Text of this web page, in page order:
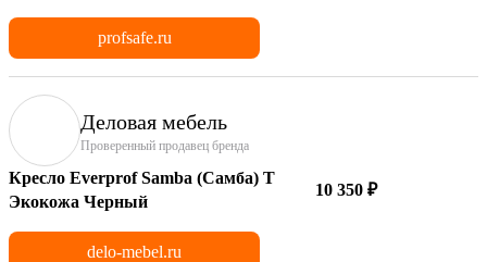
profsafe.ru
Деловая мебель
Проверенный продавец бренда
Кресло Everprof Samba (Самба) T
Экокожа Черный
10 350 ₽
delo-mebel.ru